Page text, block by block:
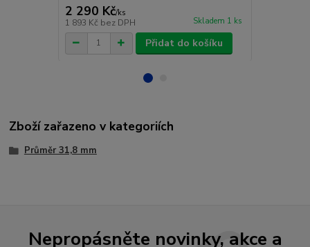
2 290 Kč/ks
1 893 Kč bez DPH Skladem 1 ks
Přidat do košíku
Zboží zařazeno v kategoriích
Průměr 31,8 mm
Nepropásněte novinky, akce a